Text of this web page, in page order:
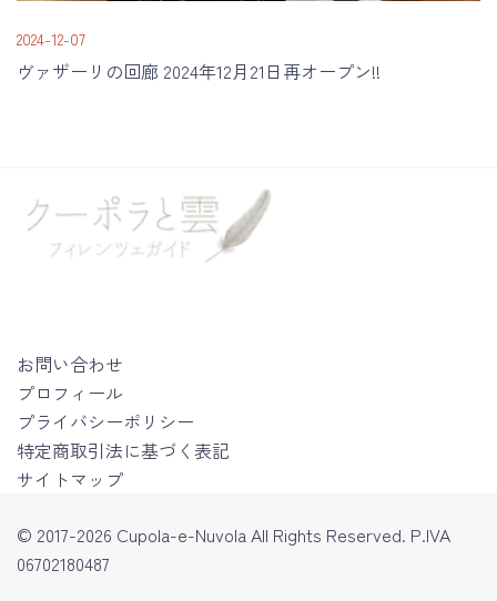
2024-12-07
ヴァザーリの回廊 2024年12月21日再オープン!!
お問い合わせ
プロフィール
プライバシーポリシー
特定商取引法に基づく表記
サイトマップ
© 2017-2026 Cupola-e-Nuvola All Rights Reserved. P.IVA
06702180487